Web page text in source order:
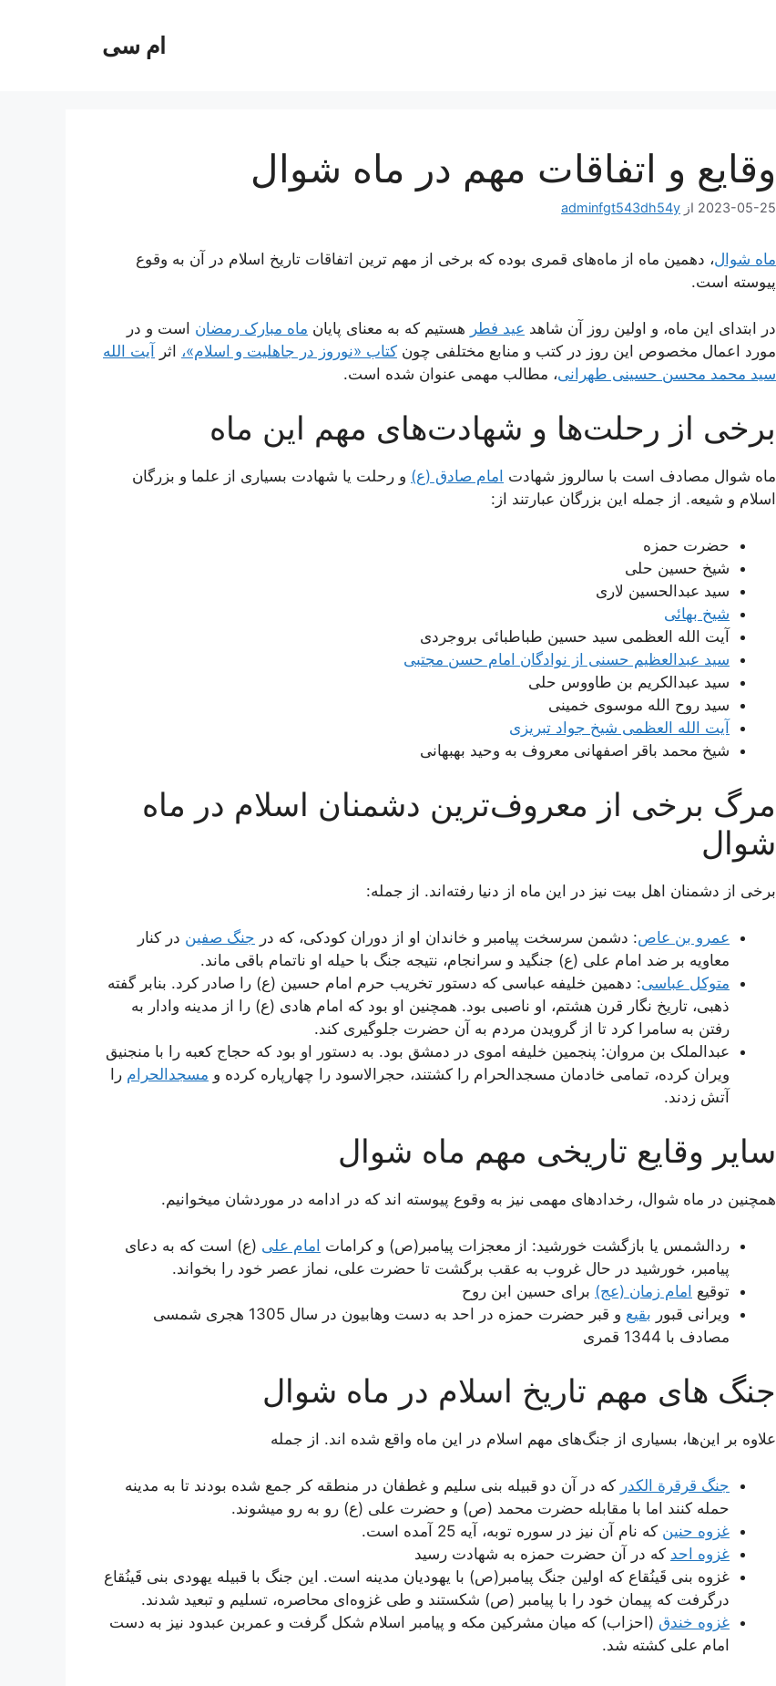
ام سی
وقایع و اتفاقات مهم در ماه شوال
2023-05-25 از adminfgt543dh54y
ماه شوال، دهمین ماه از ماه‌های قمری بوده که برخی از مهم ترین اتفاقات تاریخ اسلام در آن به وقوع
پیوسته است.
در ابتدای این ماه، و اولین روز آن شاهد عید فطر هستیم که به معنای پایان ماه مبارک رمضان است و در
مورد اعمال مخصوص این روز در کتب و منابع مختلفی چون کتاب «نوروز در جاهلیت و اسلام»، اثر آیت الله
سید محمد محسن حسینی طهرانی، مطالب مهمی عنوان شده است.
برخی از رحلت‌ها و شهادت‌های مهم این ماه
ماه شوال مصادف است با سالروز شهادت امام صادق (ع) و رحلت یا شهادت بسیاری از علما و بزرگان
اسلام و شیعه. از جمله این بزرگان عبارتند از:
حضرت حمزه
شیخ حسین حلى
سید عبدالحسین لارى
شیخ بهائى
آیت الله العظمى سید حسین طباطبائى بروجردى
سید عبدالعظیم حسنى از نوادگان امام حسن مجتبی
سید عبدالکریم بن طاووس حلى
سید روح الله موسوى خمینى
آیت الله العظمى شیخ جواد تبریزى
شیخ محمد باقر اصفهانى معروف به وحید بهبهانى
مرگ برخی از معروف‌ترین دشمنان اسلام در ماه
شوال
برخی از دشمنان اهل بیت نیز در این ماه از دنیا رفته‌اند. از جمله:
عمرو بن عاص: دشمن سرسخت پیامبر و خاندان او از دوران کودکی، که در جنگ صفین در کنار
معاویه بر ضد امام علی (ع) جنگید و سرانجام، نتیجه جنگ با حیله او ناتمام باقی ماند.
متوکل عباسی: دهمین خلیفه عباسی که دستور تخریب حرم امام حسین (ع) را صادر کرد. بنابر گفته
ذهبی، تاریخ نگار قرن هشتم، او ناصبی بود. همچنین او بود که امام هادی (ع) را از مدینه وادار به
رفتن به سامرا کرد تا از گرویدن مردم به آن حضرت جلوگیری کند.
عبدالملک بن مروان: پنجمین خلیفه اموی در دمشق بود. به دستور او بود که حجاج کعبه را با منجنیق
ویران کرده، تمامی خادمان مسجدالحرام را کشتند، حجرالاسود را چهارپاره کرده و مسجدالحرام را
آتش زدند.
سایر وقایع تاریخی مهم ماه شوال
همچنین در ماه شوال، رخدادهای مهمی نیز به وقوع پیوسته اند که در ادامه در موردشان میخوانیم.
ردالشمس یا بازگشت خورشید: از معجزات پیامبر(ص) و کرامات امام علی (ع) است که به دعای
پیامبر، خورشید در حال غروب به عقب برگشت تا حضرت علی، نماز عصر خود را بخواند.
توقیع امام زمان (عج) برای حسین ابن روح
ویرانی قبور بقیع
و قبر حضرت حمزه در احد به دست وهابیون در سال 1305 هجری شمسی
مصادف با 1344 قمری
جنگ های مهم تاریخ اسلام در ماه شوال
علاوه بر این‌ها، بسیاری از جنگ‌های مهم اسلام در این ماه واقع شده اند. از جمله
جنگ قرقرة الکدر که در آن دو قبیله بنی سلیم و غطفان در منطقه کر جمع شده بودند تا به مدینه
حمله کنند اما با مقابله حضرت محمد (ص) و حضرت علی (ع) رو به رو میشوند.
غزوه حنین که نام آن نیز در سوره توبه، آیه 25 آمده است.
غزوه احد که در آن حضرت حمزه به شهادت رسید
غزوه بنی قَینُقاع که اولین جنگ پیامبر(ص) با یهودیان مدینه است. این جنگ با قبیله یهودی بنی قَینُقاع
درگرفت که پیمان خود را با پیامبر (ص) شکستند و طی غزوه‌ای محاصره، تسلیم و تبعید شدند.
غزوه خندق (احزاب) که میان مشرکین مکه و پیامبر اسلام شکل گرفت و عمربن عبدود نیز به دست
امام علی کشته شد.